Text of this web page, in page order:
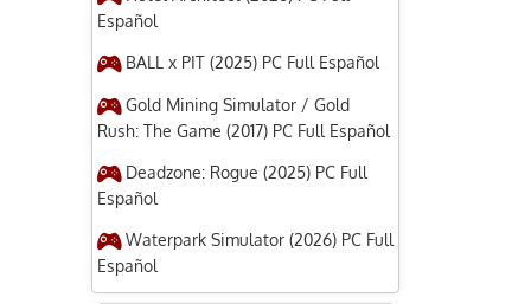
Español
BALL x PIT (2025) PC Full Español
Gold Mining Simulator / Gold
Rush: The Game (2017) PC Full Español
Deadzone: Rogue (2025) PC Full
Español
Waterpark Simulator (2026) PC Full
Español